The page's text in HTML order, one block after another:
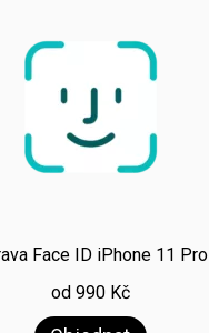
Face ID iPhone 11 Pro
od 990 Kč